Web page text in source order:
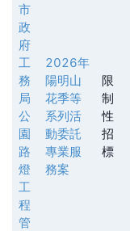
市
政
府
工
務
局
公
園
路
燈
工
程
管
2026年
陽明山
花季等
系列活
動委託
專業服
務案
限
制
性
招
標